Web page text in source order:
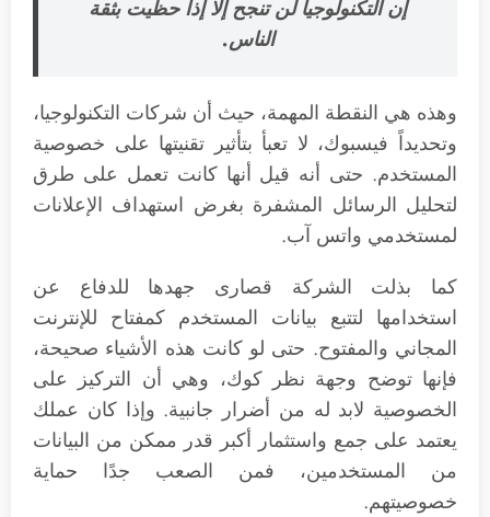
إن التكنولوجيا لن تنجح إلا إذا حظيت بثقة
الناس.
وهذه هي النقطة المهمة، حيث أن شركات التكنولوجيا،
وتحديداً فيسبوك، لا تعبأ بتأثير تقنيتها على خصوصية
المستخدم. حتى أنه قيل أنها كانت تعمل على طرق
لتحليل الرسائل المشفرة بغرض استهداف الإعلانات
لمستخدمي واتس آب.
كما بذلت الشركة قصارى جهدها للدفاع عن
استخدامها لتتبع بيانات المستخدم كمفتاح للإنترنت
المجاني والمفتوح. حتى لو كانت هذه الأشياء صحيحة،
فإنها توضح وجهة نظر كوك، وهي أن التركيز على
الخصوصية لابد له من أضرار جانبية. وإذا كان عملك
يعتمد على جمع واستثمار أكبر قدر ممكن من البيانات
من المستخدمين، فمن الصعب جدًا حماية
خصوصيتهم.